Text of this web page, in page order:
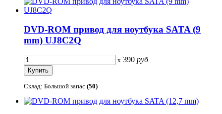
DVD-ROM привод для ноутбука SATA (9
mm) UJ8C2Q
x 390 руб
Склад: Большой запас (50)